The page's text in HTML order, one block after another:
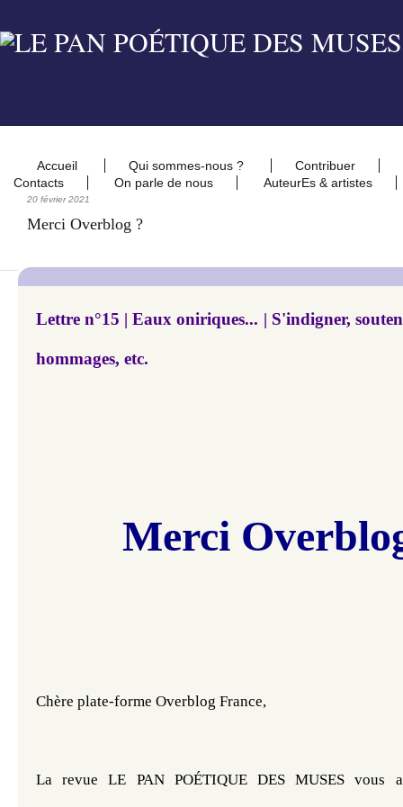
Accueil Qui sommes-nous ?
Contribuer
Contacts
On parle de nous AuteurEs & artistes
20 février 2021
Merci Overblog ?
Lettre n°15 | Eaux oniriques... | S'indigner,
hommages, etc.
Merci
Chère plate-forme Overblog France,
La revue LE PAN POÉTIQUE DES MUSES vous